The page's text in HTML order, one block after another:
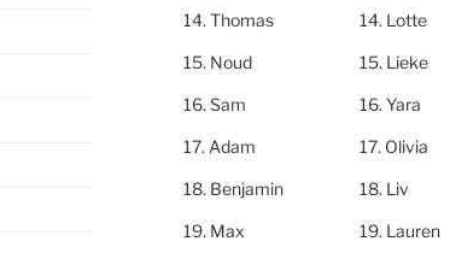
Thomas
Noud
Sam
Adam
Benjamin
Max
Lotte
Lieke
Yara
Olivia
Liv
Lauren